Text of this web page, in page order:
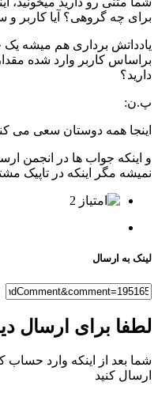
برای چه گروهی؟ آیا کاربر
یادداتش برداری هم میشه یک
براساس کاربر وارد شده
دارید؟
پ.ن:
اینجا همه دوستان سعی می
و اینکه جواب ها در انجمن
نمیشه مگر اینکه در تاپیک
2
لینک به ارسال
لطفا برای ارسال
شما بعد از اینکه وارد حساب
ارسال کنید